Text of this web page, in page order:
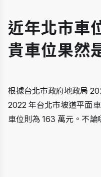
近年北市車
貴車位果然
根據台北市政府地政局
2022 年台北市坡道平面
車位則為 163 萬元。不論